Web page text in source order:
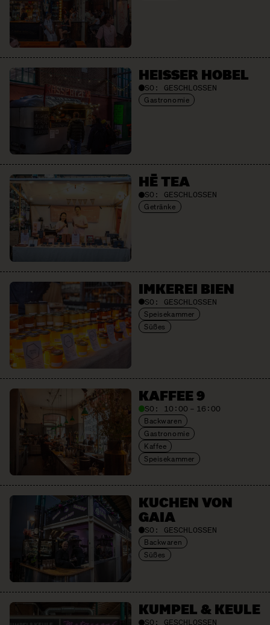
HEISSER HOBEL
SO: GESCHLOSSEN
Gastronomie
HĒ TEA
SO: GESCHLOSSEN
Getränke
IMKEREI BIEN
SO: GESCHLOSSEN
Speisekammer
Süßes
KAFFEE 9
SO: 10:00 – 16:00
Backwaren
Gastronomie
Kaffee
Speisekammer
KUCHEN VON
GAIA
SO: GESCHLOSSEN
Backwaren
Süßes
KUMPEL & KEULE
SO: GESCHLOSSEN